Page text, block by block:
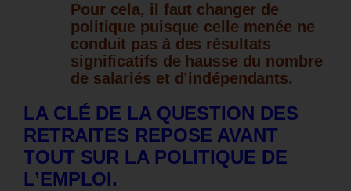
Pour cela, il faut changer de
politique puisque celle menée ne
conduit pas à des résultats
significatifs de hausse du nombre
de salariés et d’indépendants.
LA CLÉ DE LA QUESTION DES
RETRAITES REPOSE AVANT
TOUT SUR LA POLITIQUE DE
L’EMPLOI.